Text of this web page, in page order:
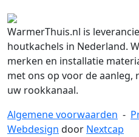
WarmerThuis.nl is
houtkachels in Nederland.
merken en installatie
met ons op voor de
uw rookkanaal.
Algemene voorwaarden -
Webdesign door Nextcap